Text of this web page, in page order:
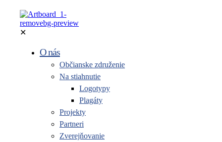
✕
O nás
Občianske združenie
Na stiahnutie
Logotypy
Plagáty
Projekty
Partneri
Zverejňovanie